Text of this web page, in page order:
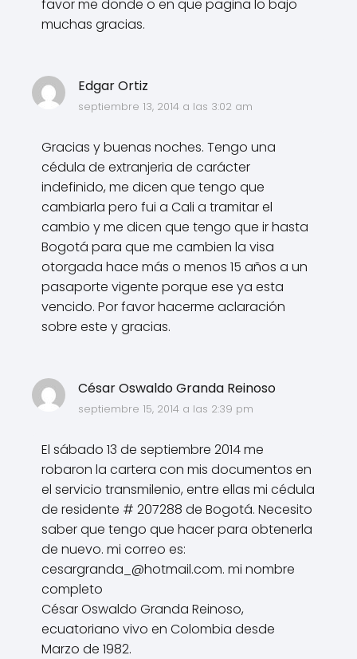
favor me donde o en que pagina lo bajo
muchas gracias.
Edgar Ortiz
septiembre 13, 2014 a las 3:02 am
Gracias y buenas noches. Tengo una
cédula de extranjeria de carácter
indefinido, me dicen que tengo que
cambiarla pero fui a Cali a tramitar el
cambio y me dicen que tengo que ir hasta
Bogotá para que me cambien la visa
otorgada hace más o menos 15 años a un
pasaporte vigente porque ese ya esta
vencido. Por favor hacerme aclaración
sobre este y gracias.
César Oswaldo Granda Reinoso
septiembre 15, 2014 a las 2:39 pm
El sábado 13 de septiembre 2014 me
robaron la cartera con mis documentos en
el servicio transmilenio, entre ellas mi cédula
de residente # 207288 de Bogotá. Necesito
saber que tengo que hacer para obtenerla
de nuevo. mi correo es:
cesargranda_@hotmail.com. mi nombre
completo
César Oswaldo Granda Reinoso,
ecuatoriano vivo en Colombia desde
Marzo de 1982.